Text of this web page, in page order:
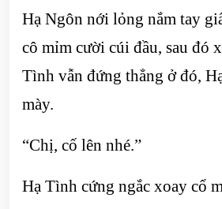
Hạ Ngôn nới lỏng nắm tay
cô mỉm cười cúi đầu, sau đó
Tình vẫn đứng thẳng ở đó,
mày.
“Chị, cố lên nhé.”
Hạ Tình cứng ngắc xoay cổ